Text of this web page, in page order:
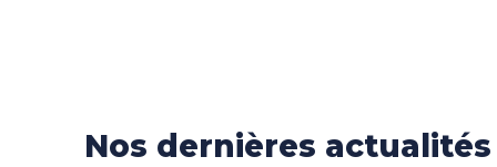
Nos dernières actualités